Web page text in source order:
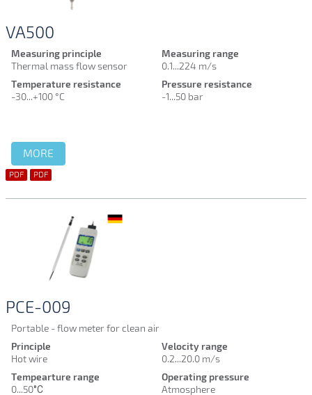
VA500
Measuring principle
Thermal mass flow sensor
Measuring range
0.1...224 m/s
Temperature resistance
-30...+100 °C
Pressure resistance
-1...50 bar
MORE
PDF PDF
PCE-009
Portable - flow meter for clean air
Principle
Hot wire
Velocity range
0.2...20.0 m/s
Tempearture range
0...50°C
Operating pressure
Atmosphere